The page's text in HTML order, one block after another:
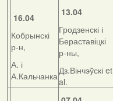
16.04
Кобрынскі
р-н,
А. і
А.Кальчанка
13.04
Гродзенскі і
Бераставіцкі
р-ны,
Дз.Вінчэўскі et
al.